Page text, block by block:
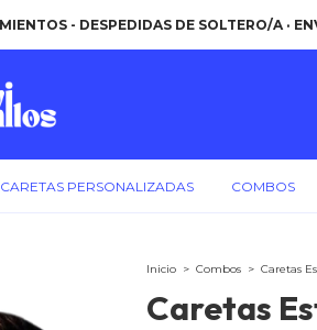
- DESPEDIDAS DE SOLTERO/A ·
CARETAS PERSONALIZADAS COMBOS
Inicio > Combos > Caretas
Caretas